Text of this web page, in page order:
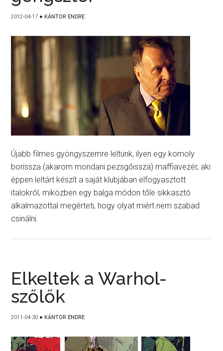
2012-04-17 ● KÁNTOR ENDRE
Újabb filmes gyöngyszemre leltünk, ilyen egy komoly
borissza (akarom mondani pezsgőissza) maffiavezér, aki
éppen leltárt készít a saját klubjában elfogyasztott
italokról, miközben egy balga módon tőle sikkasztó
alkalmazottal megérteti, hogy olyat miért nem szabad
csinálni.
Elkeltek a Warhol-
szőlők
2011-04-30 ● KÁNTOR ENDRE